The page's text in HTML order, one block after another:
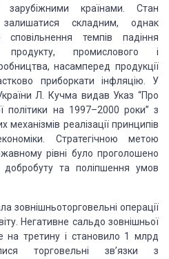
зарубіжними країнами. Стан
складним, однак
темпів падіння
продукту, промислового і
насамперед продукції
приборкати інфляцію. У
Л. Кучма видав Указ “Про
політики на 1997–2000 роки” з
реалізації принципів
Стратегічною метою
рівні було проголошено
добробуту та поліпшення умов
зовнішньоторговельні операції
Негативне сальдо зовнішньої
на третину і становило 1 млрд
торговельні зв’язки з